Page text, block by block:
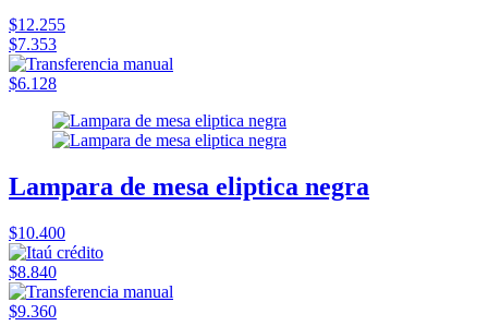
$12.255
$7.353
$6.128
Lampara de mesa eliptica negra
$10.400
$8.840
$9.360